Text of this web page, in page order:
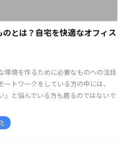
とは？自宅を快適なオフィス
環境を作るために必要なものへの注目
トワークをしている方の中には、
」と悩んでいる方も居るのではないで